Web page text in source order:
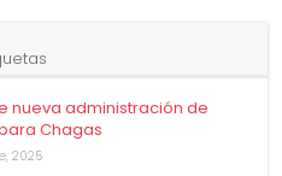
nueva administración de
Chagas
2025